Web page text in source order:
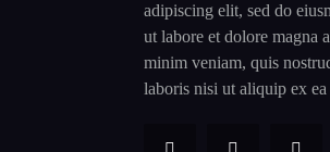
adipiscing elit, sed do
ut labore et dolore magna
minim veniam, quis
laboris nisi ut aliquip ex